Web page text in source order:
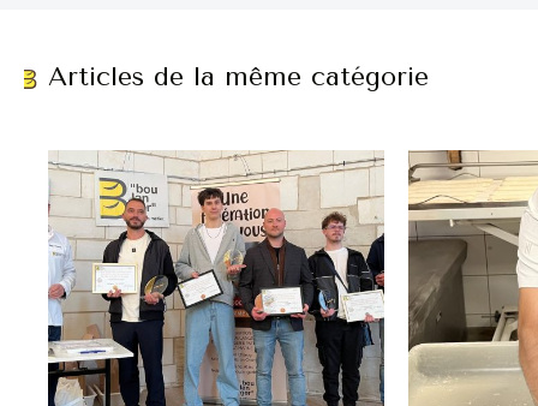
Articles de la même catégorie